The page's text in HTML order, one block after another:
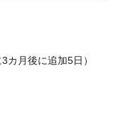
カ月後に追加5日）